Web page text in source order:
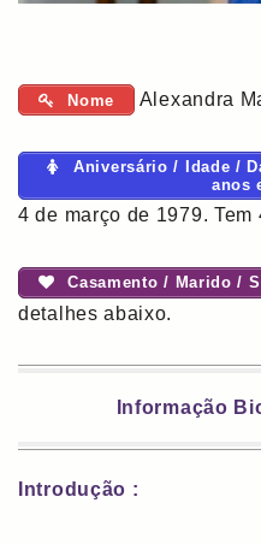
Nome Alexandra
Aniversário / Idade /
anos
4 de março de 1979.
Casamento / Marido /
detalhes abaixo.
Informação
Introdução :